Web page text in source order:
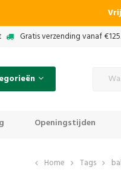
Gratis verzending vanaf
Openingstijden
Home Tags